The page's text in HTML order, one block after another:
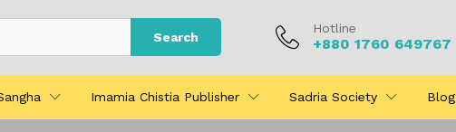
Search
Hotline
+880 1760 649767
Imamia Chistia Publisher Sadria Society Blog